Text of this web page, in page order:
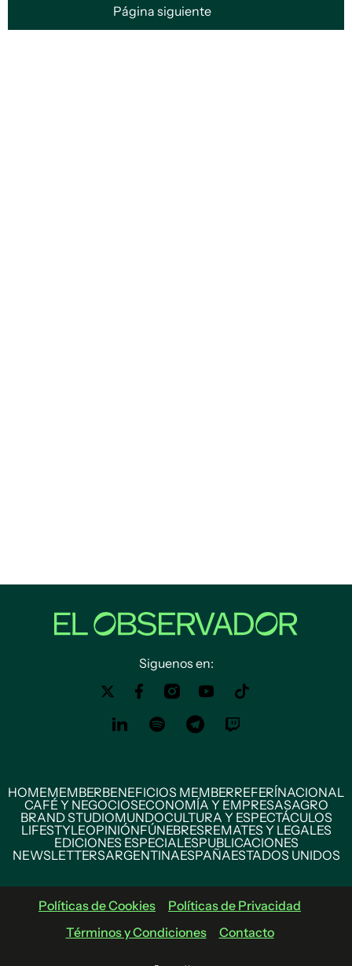
Página siguiente
Siguenos en:
HOMEMEMBERBENEFICIOS MEMBERREFERÍNACIONAL
CAFÉ Y NEGOCIOSECONOMÍA Y EMPRESASAGRO
BRAND STUDIOMUNDOCULTURA Y ESPECTÁCULOS
LIFESTYLEOPINIÓNFÚNEBRESREMATES Y LEGALES
EDICIONES ESPECIALESPUBLICACIONES
NEWSLETTERSARGENTINAESPAÑAESTADOS UNIDOS
Políticas de Cookies
Políticas de Privacidad
Términos y Condiciones
Contacto